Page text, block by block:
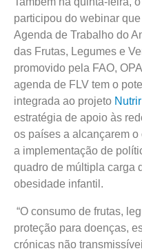
participou do webinar
Agenda de Trabalho do
das Frutas, Legumes e
promovido pela FAO,
agenda de FLV tem o
integrada ao projeto
estratégia de apoio às
os países a alcançarem
a implementação de
quadro de múltipla carga
obesidade infantil.
“O consumo de frutas,
proteção para doenças,
crónicas não